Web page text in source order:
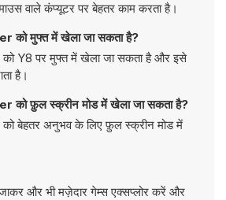
वाले कंप्यूटर पर बेहतर काम करता है।
को मुफ्त में खेला जा सकता है?
Y8 पर मुफ्त में खेला जा सकता है और इसे
है।
को फ़ुल स्क्रीन मोड में खेला जा सकता है?
बेहतर अनुभव के लिए फ़ुल स्क्रीन मोड में
और भी मज़ेदार गेम्स एक्सप्लोर करें और